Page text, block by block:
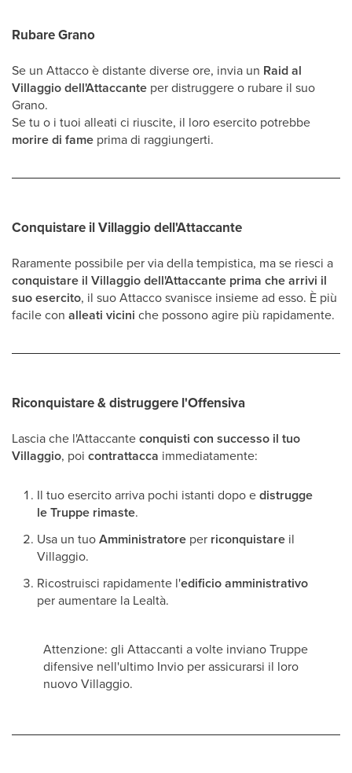
Rubare Grano
Se un Attacco è distante diverse ore, invia un Raid al
Villaggio dell'Attaccante per distruggere o rubare il suo
Grano.
Se tu o i tuoi alleati ci riuscite, il loro esercito potrebbe
morire di fame prima di raggiungerti.
Conquistare il Villaggio dell'Attaccante
Raramente possibile per via della tempistica, ma se riesci a
conquistare il Villaggio dell'Attaccante prima che arrivi il
suo esercito, il suo Attacco svanisce insieme ad esso. È più
facile con alleati vicini che possono agire più rapidamente.
Riconquistare & distruggere l'Offensiva
Lascia che l'Attaccanteconquisti con successo il tuo
Villaggio, poi contrattacca immediatamente:
Il tuo esercito arriva pochi istanti dopo edistrugge
le Truppe rimaste.
Usa un tuoAmministratore per riconquistare il
Villaggio.
Ricostruisci rapidamente l'edificio amministrativo
per aumentare la Lealtà.
Attenzione: gli Attaccanti a volte inviano Truppe
difensive nell'ultimo Invio per assicurarsi il loro
nuovo Villaggio.